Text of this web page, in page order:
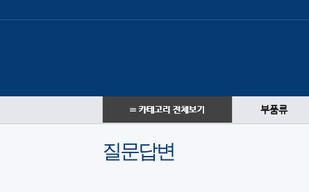
부품류
질문답변